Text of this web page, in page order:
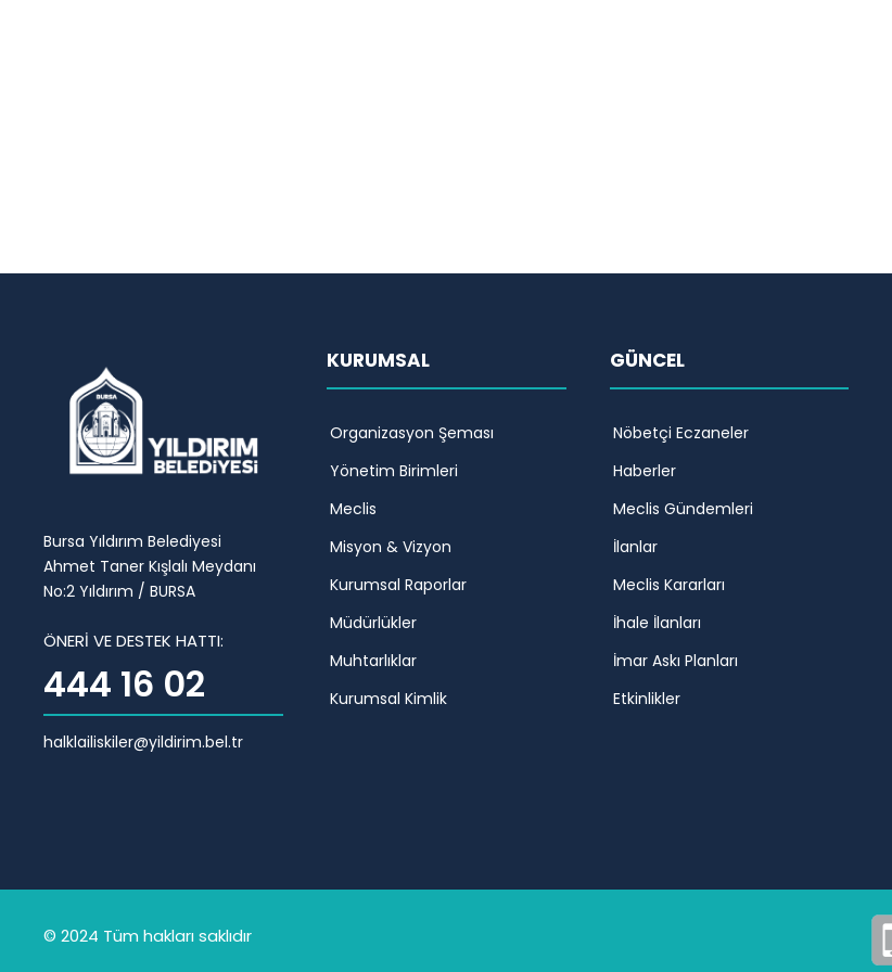
Bursa Yıldırım Belediyesi
Ahmet Taner Kışlalı Meydanı
No:2 Yıldırım / BURSA
ÖNERİ VE DESTEK HATTI:
444 16 02
halklailiskiler@yildirim.bel.tr
KURUMSAL
Organizasyon Şeması
Yönetim Birimleri
Meclis
Misyon & Vizyon
Kurumsal Raporlar
Müdürlükler
Muhtarlıklar
Kurumsal Kimlik
GÜNCEL
Nöbetçi Eczaneler
Haberler
Meclis Gündemleri
İlanlar
Meclis Kararları
İhale İlanları
İmar Askı Planları
Etkinlikler
© 2024 Tüm hakları saklıdır